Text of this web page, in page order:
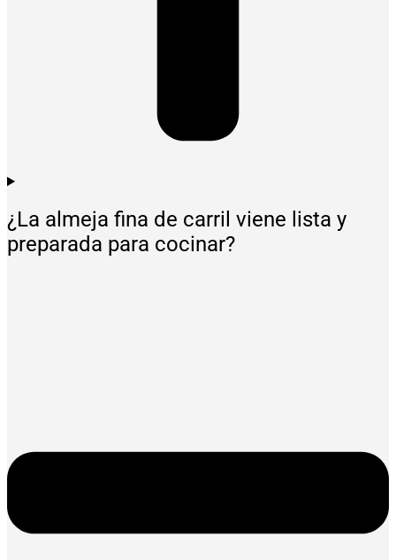
¿La almeja fina de carril viene lista y
preparada para cocinar?